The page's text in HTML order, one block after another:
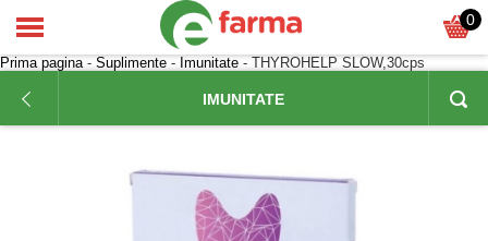
0
Prima pagina- Suplimente - Imunitate - THYROHELP SLOW,30cps
IMUNITATE